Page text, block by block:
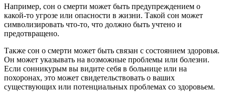
Например, сон о смерти может быть предупреждением о
какой-то угрозе или опасности в жизни. Такой сон может
символизировать что-то, что должно быть учтено и
предотвращено.
Также сон о смерти может быть связан с состоянием здоровья.
Он может указывать на возможные проблемы или болезни.
Если сонникурым вы видите себя в больнице или на
похоронах, это может свидетельствовать о ваших
существующих или потенциальных проблемах со здоровьем.